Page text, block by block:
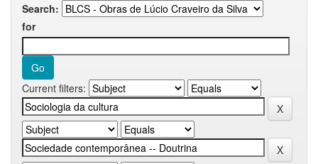
Search:
for
Current filters: